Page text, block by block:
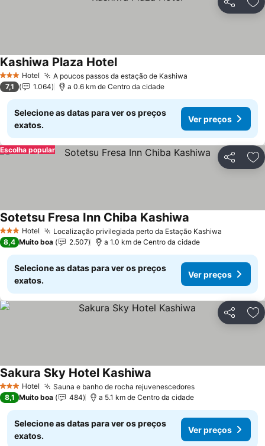
Partilhar
3 EstrelasHotel A poucos passos da estação de Kashiwa
Kashiwa Plaza HotelVer preços
7,1 1.064 a 0.6 km de Centro da cidade
Selecione as datas para ver os preços
exatos.
Ver preços
Partilhar
Escolha popular
3 EstrelasHotel Localização privilegiada perto da Estação Kashiwa
Sotetsu Fresa Inn Chiba Kashiwa
8,4 Muito boa 2.507 a 1.0 km de Centro da cidade
Selecione as datas para ver os preços
exatos.
Ver preços
Partilhar
3 EstrelasHotel Sauna e banho de rocha rejuvenescedoresVer preços
Sakura Sky Hotel Kashiwa
8,1 Muito boa 484 a 5.1 km de Centro da cidade
Selecione as datas para ver os preços
exatos.
Ver preços